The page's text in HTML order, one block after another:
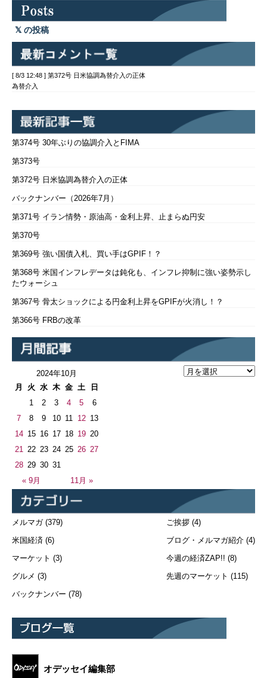
の投稿
[ 8/3 12:48 ] 第372号 日米協調為替介入の正体
為替介入
第374号 30年ぶりの協調介入とFIMA
第373号
第372号 日米協調為替介入の正体
バックナンバー（2026年7月）
第371号 イラン情勢・原油高・金利上昇、止まらぬ円安
第370号
第369号 強い国債入札、買い手はGPIF！？
第368号 米国インフレデータは鈍化も、インフレ抑制に強い姿勢示し
たウォーシュ
第367号 骨太ショックによる円金利上昇をGPIFが火消し！？
第366号 FRBの改革
2024年10月
月
火 水 木 金 土 日
« 9月 11月 »
1 2 3 4 5
6
7
8 9 10 11 12 13
14 15 16 17 18 19 20
21 22 23 24 25 26 27
28 29 30 31
メルマガ(379)
米国経済 (6)
マーケット (3)
グルメ (3)
バックナンバー (78)
ご挨拶 (4)
ブログ・メルマガ紹介 (4)
今週の経済ZAP!! (8)
先週のマーケット (115)
オデッセイ編集部